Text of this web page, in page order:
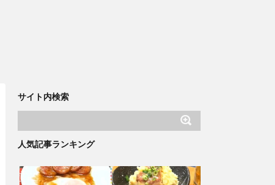
サイト内検索
人気記事ランキング